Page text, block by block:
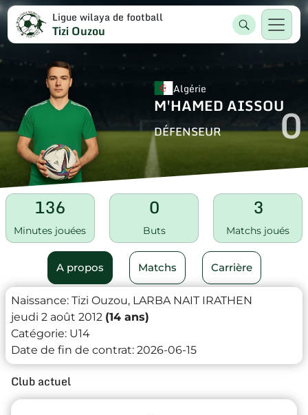
Ligue wilaya de football
Tizi Ouzou
Algérie
M'HAMED AISSOU
DÉFENSEUR 0
136
Minutes jouées
0
Buts
3
Matchs joués
A propos Matchs Carrière
Naissance: Tizi Ouzou, LARBA NAIT IRATHEN
jeudi 2 août 2012 (14 ans)
Catégorie: U14
Date de fin de contrat: 2026-06-15
Club actuel